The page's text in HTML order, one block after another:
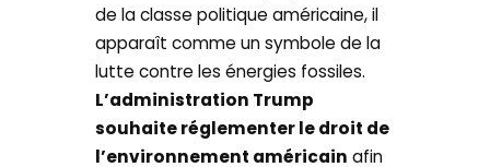
de la classe politique américaine, il
apparaît comme un symbole de la
lutte contre les énergies fossiles.
L’administration Trump
souhaite réglementer le droit de
l’environnement américain afin